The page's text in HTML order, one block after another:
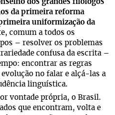
dos grandes filólogos
da primeira reforma
uniformização da
comum a todos os
– resolver os problemas
confusa da escrita –
encontrar as regras
no falar e alçá-las a
linguística.
vontade própria, o Brasil.
que encontram, volta e